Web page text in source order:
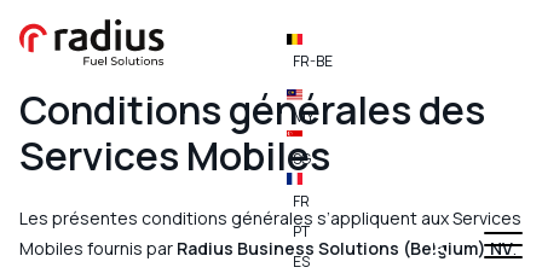
FR-BE
MY
SG
FR
PT
ES
Conditions générales des
Services Mobiles
Les présentes conditions générales s’appliquent aux Services
Mobiles fournis par Radius Business Solutions (Belgium) NV.